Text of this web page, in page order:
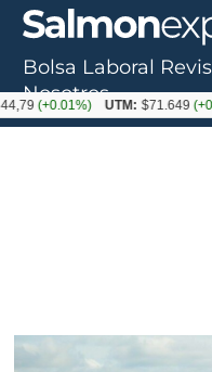
Bolsa Laboral
Nosotros
UTM: $71.649(+0.20%)